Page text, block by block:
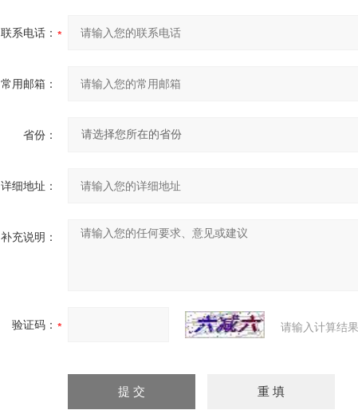
联系电话：
常用邮箱：
省份：
详细地址：
补充说明：
验证码： 请输入计算结